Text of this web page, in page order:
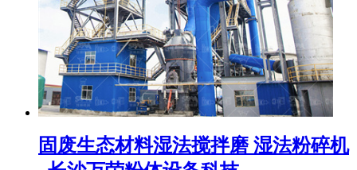
固废生态材料湿法搅拌磨 湿法粉碎机